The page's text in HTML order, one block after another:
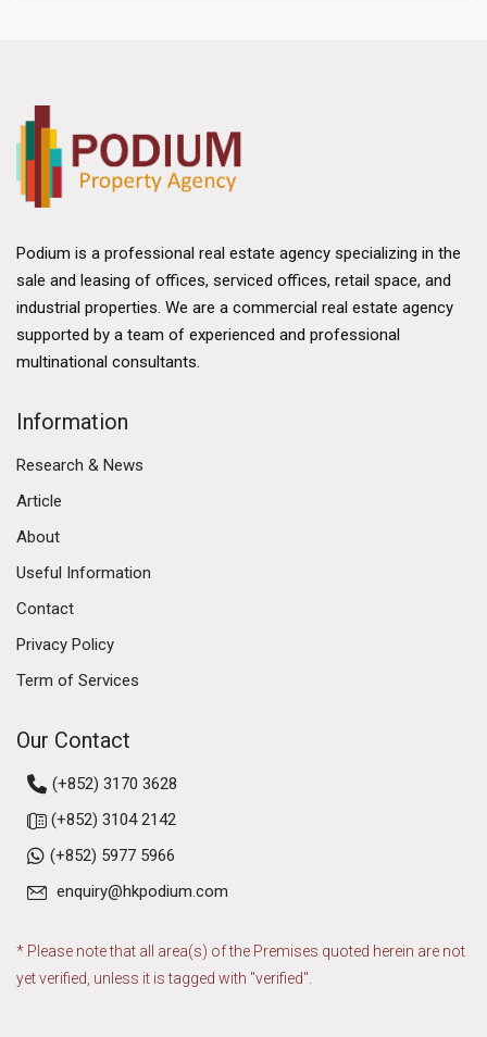
Podium is a professional real estate agency specializing in the
sale and leasing of offices, serviced offices, retail space, and
industrial properties. We are a commercial real estate agency
supported by a team of experienced and professional
multinational consultants.
Information
Research & News
Article
About
Useful Information
Contact
Privacy Policy
Term of Services
Our Contact
(+852) 3170 3628
(+852) 3104 2142
(+852) 5977 5966
enquiry@hkpodium.com
* Please note that all area(s) of the Premises quoted herein are not
yet verified, unless it is tagged with "verified".